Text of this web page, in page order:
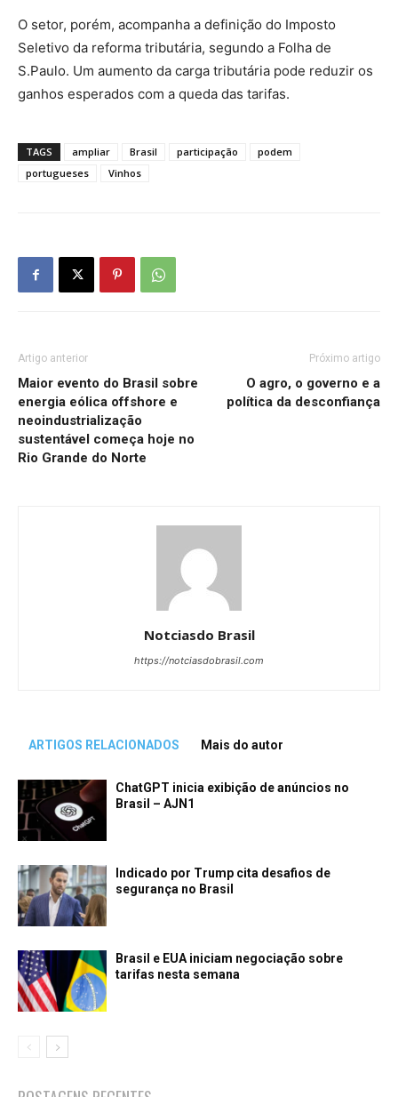
O setor, porém, acompanha a definição do Imposto
Seletivo da reforma tributária, segundo a Folha de
S.Paulo. Um aumento da carga tributária pode reduzir os
ganhos esperados com a queda das tarifas.
TAGS ampliar Brasil participação
podem
portugueses
Vinhos
Artigo anterior
Maior evento do Brasil sobre
energia eólica offshore e
neoindustrialização
sustentável começa hoje no
Rio Grande do Norte
Próximo artigo
O agro, o governo e a
política da desconfiança
Notciasdo Brasil
https://notciasdobrasil.com
ARTIGOS RELACIONADOS Mais do autor
ChatGPT inicia exibição de anúncios no
Brasil – AJN1
Indicado por Trump cita desafios de
segurança no Brasil
Brasil e EUA iniciam negociação sobre
tarifas nesta semana